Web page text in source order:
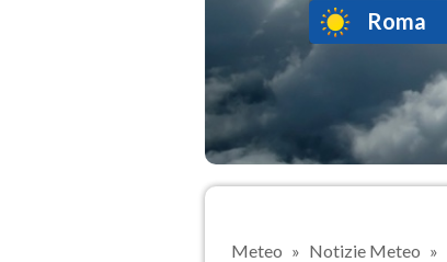
Roma
Meteo Notizie Meteo